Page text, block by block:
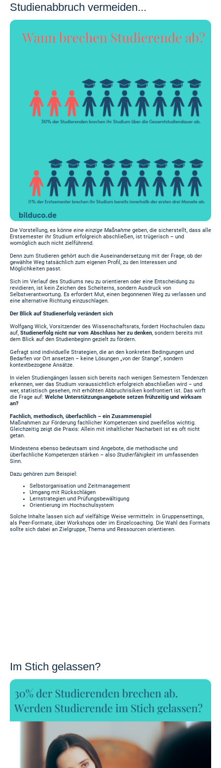
Studienabbruch vermeiden...
Die Vorstellung, es könne eine einzige Maßnahme geben, die sicherstellt, dass alle
Erstsemester ihr Studium erfolgreich abschließen, ist trügerisch – und
womöglich auch nicht zielführend.
Denn zum Studieren gehört auch die Auseinandersetzung mit der Frage, ob der
gewählte Weg tatsächlich zum eigenen Profil, zu den Interessen und
Möglichkeiten passt.
Sich im Verlauf des Studiums neu zu orientieren oder eine Entscheidung zu
revidieren, ist kein Zeichen des Scheiterns, sondern Ausdruck von
Selbstverantwortung. Es erfordert Mut, einen begonnenen Weg zu verlassen und
eine alternative Richtung einzuschlagen.
Der Blick auf Studienerfolg verändert sich
Wolfgang Wick, Vorsitzender des Wissenschaftsrats, fordert Hochschulen dazu
auf, Studienerfolg nicht nur vom Abschluss her zu denken, sondern bereits mit
dem Blick auf den Studienbeginn gezielt zu fördern.
Gefragt sind individuelle Strategien, die an den konkreten Bedingungen und
Bedarfen vor Ort ansetzen – keine Lösungen „von der Stange“, sondern
kontextbezogene Ansätze.
In vielen Studiengängen lassen sich bereits nach wenigen Semestern Tendenzen
erkennen, wer das Studium voraussichtlich erfolgreich abschließen wird – und
wer, statistisch gesehen, mit erhöhten Abbruchrisiken konfrontiert ist. Das wirft
die Frage auf: Welche Unterstützungsangebote setzen frühzeitig und wirksam
an?
Fachlich, methodisch, überfachlich – ein Zusammenspiel
Maßnahmen zur Förderung fachlicher Kompetenzen sind zweifellos wichtig.
Gleichzeitig zeigt die Praxis: Allein mit inhaltlicher Nacharbeit ist es oft nicht
getan.
Mindestens ebenso bedeutsam sind Angebote, die methodische und
überfachliche Kompetenzen stärken – also Studierfähigkeit im umfassenden
Sinn.
Dazu gehören zum Beispiel:
Selbstorganisation und Zeitmanagement
Umgang mit Rückschlägen
Lernstrategien und Prüfungsbewältigung
Orientierung im Hochschulsystem
Solche Inhalte lassen sich auf vielfältige Weise vermitteln: in Gruppensettings,
als Peer-Formate, über Workshops oder im Einzelcoaching. Die Wahl des Formats
sollte sich dabei an Zielgruppe, Thema und Ressourcen orientieren.
Im Stich gelassen?